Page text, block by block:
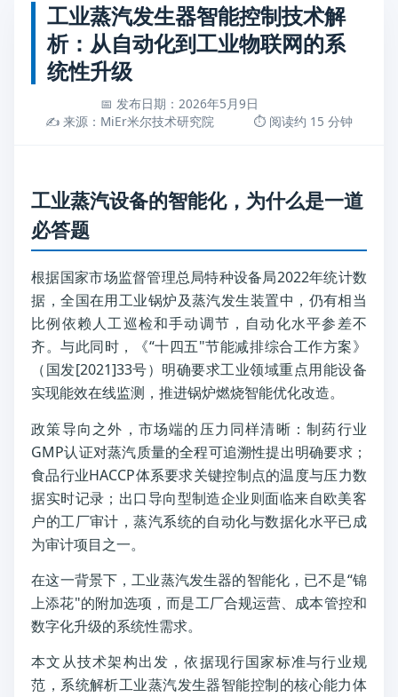
工业蒸汽发生器智能控制技术解
析：从自动化到工业物联网的系
统性升级
📅 发布日期：2026年5月9日
✍️ 来源：MiEr米尔技术研究院
⏱️ 阅读约 15 分钟
工业蒸汽设备的智能化，为什么是一道
必答题
根据国家市场监督管理总局特种设备局2022年统计数
据，全国在用工业锅炉及蒸汽发生装置中，仍有相当
比例依赖人工巡检和手动调节，自动化水平参差不
齐。与此同时，《“十四五"节能减排综合工作方案》
（国发[2021]33号）明确要求工业领域重点用能设备
实现能效在线监测，推进锅炉燃烧智能优化改造。
政策导向之外，市场端的压力同样清晰：制药行业
GMP认证对蒸汽质量的全程可追溯性提出明确要求；
食品行业HACCP体系要求关键控制点的温度与压力数
据实时记录；出口导向型制造企业则面临来自欧美客
户的工厂审计，蒸汽系统的自动化与数据化水平已成
为审计项目之一。
在这一背景下，工业蒸汽发生器的智能化，已不是“锦
上添花"的附加选项，而是工厂合规运营、成本管控和
数字化升级的系统性需求。
本文从技术架构出发，依据现行国家标准与行业规
范，系统解析工业蒸汽发生器智能控制的核心能力体